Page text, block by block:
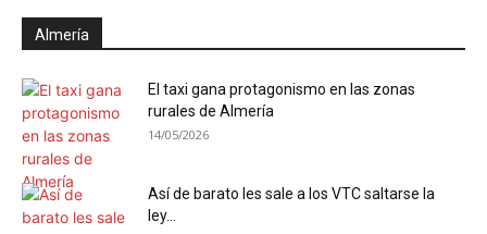
Almería
El taxi gana protagonismo en las zonas
rurales de Almería
14/05/2026
Así de barato les sale a los VTC saltarse la
ley...